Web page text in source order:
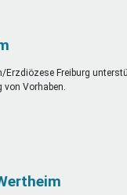
Freiburg
von Vorhaben.